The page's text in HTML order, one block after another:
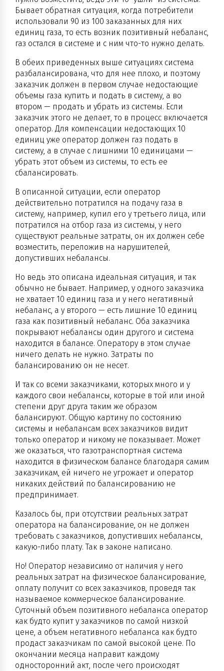
Бывает обратная ситуация, когда потребители
использовали 90 из 100 заказанных для них
единиц газа, то есть возник позитивный небаланс,
газ остался в системе и с ним что-то нужно делать.
В обеих приведенных выше ситуациях система
разбалансирована, что для нее плохо, и поэтому
заказчик должен в первом случае недостающие
объемы газа купить и подать в систему, а во
втором — продать и убрать из системы. Если
заказчик этого не делает, то в процесс включается
оператор. Для компенсации недостающих 10
единиц уже оператор должен газ подать в
систему, а в случае с лишними 10 единицами —
убрать этот объем из системы, то есть ее
сбалансировать.
В описанной ситуации, если оператор
действительно потратился на подачу газа в
систему, например, купил его у третьего лица, или
потратился на отбор газа из системы, у него
существуют реальные затраты, он их должен себе
возместить, переложив на нарушителей,
допустивших небалансы.
Но ведь это описана идеальная ситуация, и так
обычно не бывает. Например, у одного заказчика
не хватает 10 единиц газа и у него негативный
небаланс, а у второго — есть лишние 10 единиц
газа как позитивный небаланс. Оба заказчика
покрывают небалансы один другого и система
находится в балансе. Оператору в этом случае
ничего делать не нужно. Затраты по
балансированию он не несет.
И так со всеми заказчиками, которых много и у
каждого свои небалансы, которые в той или иной
степени друг друга таким же образом
балансируют. Общую картину по состоянию
системы и небалансам всех заказчиков видит
только оператор и никому не показывает. Может
же оказаться, что газотранспортная система
находится в физическом балансе благодаря самим
заказчикам, ей ничего не угрожает и оператор
никаких действий по балансированию не
предпринимает.
Казалось бы, при отсутствии реальных затрат
оператора на балансирование, он не должен
требовать с заказчиков, допустивших небалансы,
какую-либо плату. Так в законе написано.
Но! Оператор независимо от наличия у него
реальных затрат на физическое балансирование,
оплату получит со всех заказчиков, проведя так
называемое коммерческое балансирование.
Суточный объем позитивного небаланса оператор
как будто купит у заказчиков по самой низкой
цене, а объем негативного небаланса как будто
продаст заказчикам по самой высокой цене. По
окончании месяца направит каждому
односторонний акт, после чего происходят